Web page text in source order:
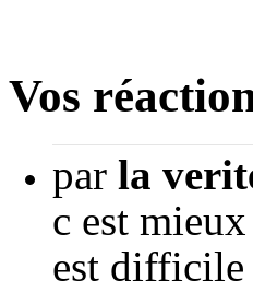
Vos
par la
c est
est difficile